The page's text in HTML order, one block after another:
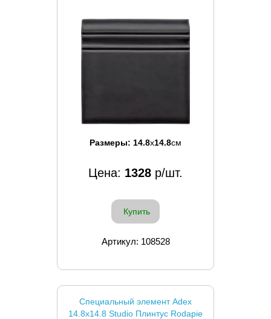
Размеры: 14.8x14.8см
Цена: 1328 р/шт.
Купить
Артикул: 108528
Специальный элемент Adex
14.8x14.8 Studio Плинтус Rodapie